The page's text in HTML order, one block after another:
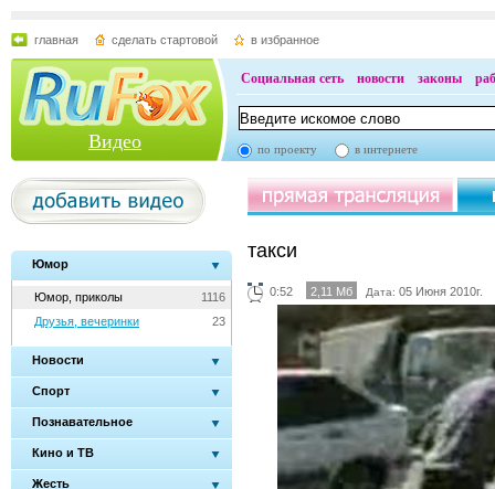
главная сделать стартовой в избранное
Видео
Социальная сеть новости законы
по проекту в интернете
Юмор
1116
Юмор, приколы
23
Друзья, вечеринки
Новости
Спорт
Познавательное
Кино и ТВ
Жесть
такси
0:52 2,11 Мб Дата: 05 Июня 2010г.